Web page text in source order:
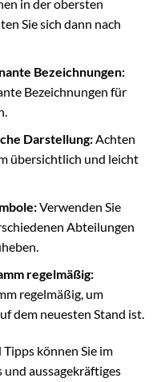
in der obersten
Sie sich dann nach
Bezeichnungen:
Bezeichnungen für
Darstellung:Achten
übersichtlich und leicht
Verwenden Sie
Abteilungen
regelmäßig:
regelmäßig, um
dem neuesten Stand ist.
können Sie im
aussagekräftiges